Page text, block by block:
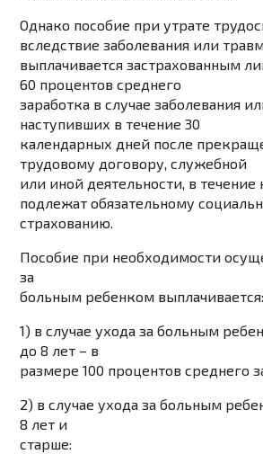
Однако пособие при утрате
вследствие заболевания или
выплачивается застрахованным
60 процентов среднего
заработка в случае заболевания
наступивших в течение30
календарных дней после
трудовому договору, служебной
или иной деятельности, в течение
подлежат обязательному
страхованию.
Пособие при необходимости
за
больным ребенком выплачивается:
1) в случае ухода за больным
до 8 лет – в
размере 100 процентов среднего
2) в случае ухода за больным
8 лет и
старше: